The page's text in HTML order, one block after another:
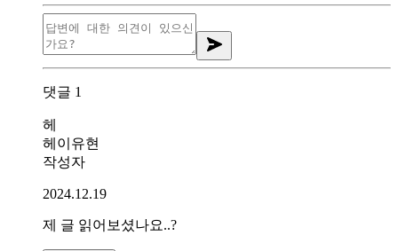
댓글 1
헤
헤이유현
작성자
2024.12.19
제 글 읽어보셨나요..?